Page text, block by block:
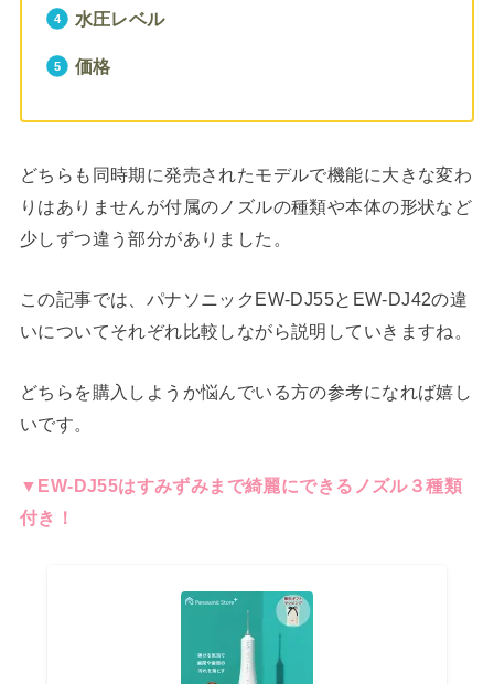
水圧レベル
価格
どちらも同時期に発売されたモデルで機能に大きな変わ
りはありませんが付属のノズルの種類や本体の形状など
少しずつ違う部分がありました。
この記事では、パナソニックEW-DJ55とEW-DJ42の違
いについてそれぞれ比較しながら説明していきますね。
どちらを購入しようか悩んでいる方の参考になれば嬉し
いです。
▼EW-DJ55はすみずみまで綺麗にできるノズル３種類
付き！